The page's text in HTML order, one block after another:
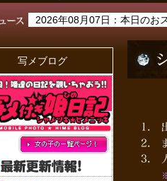
2026年08月07日：本日のお
写メブログ